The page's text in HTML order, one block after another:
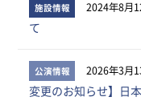
施設情報 2024年8月
て
公演情報 2026年3月
変更のお知らせ】日